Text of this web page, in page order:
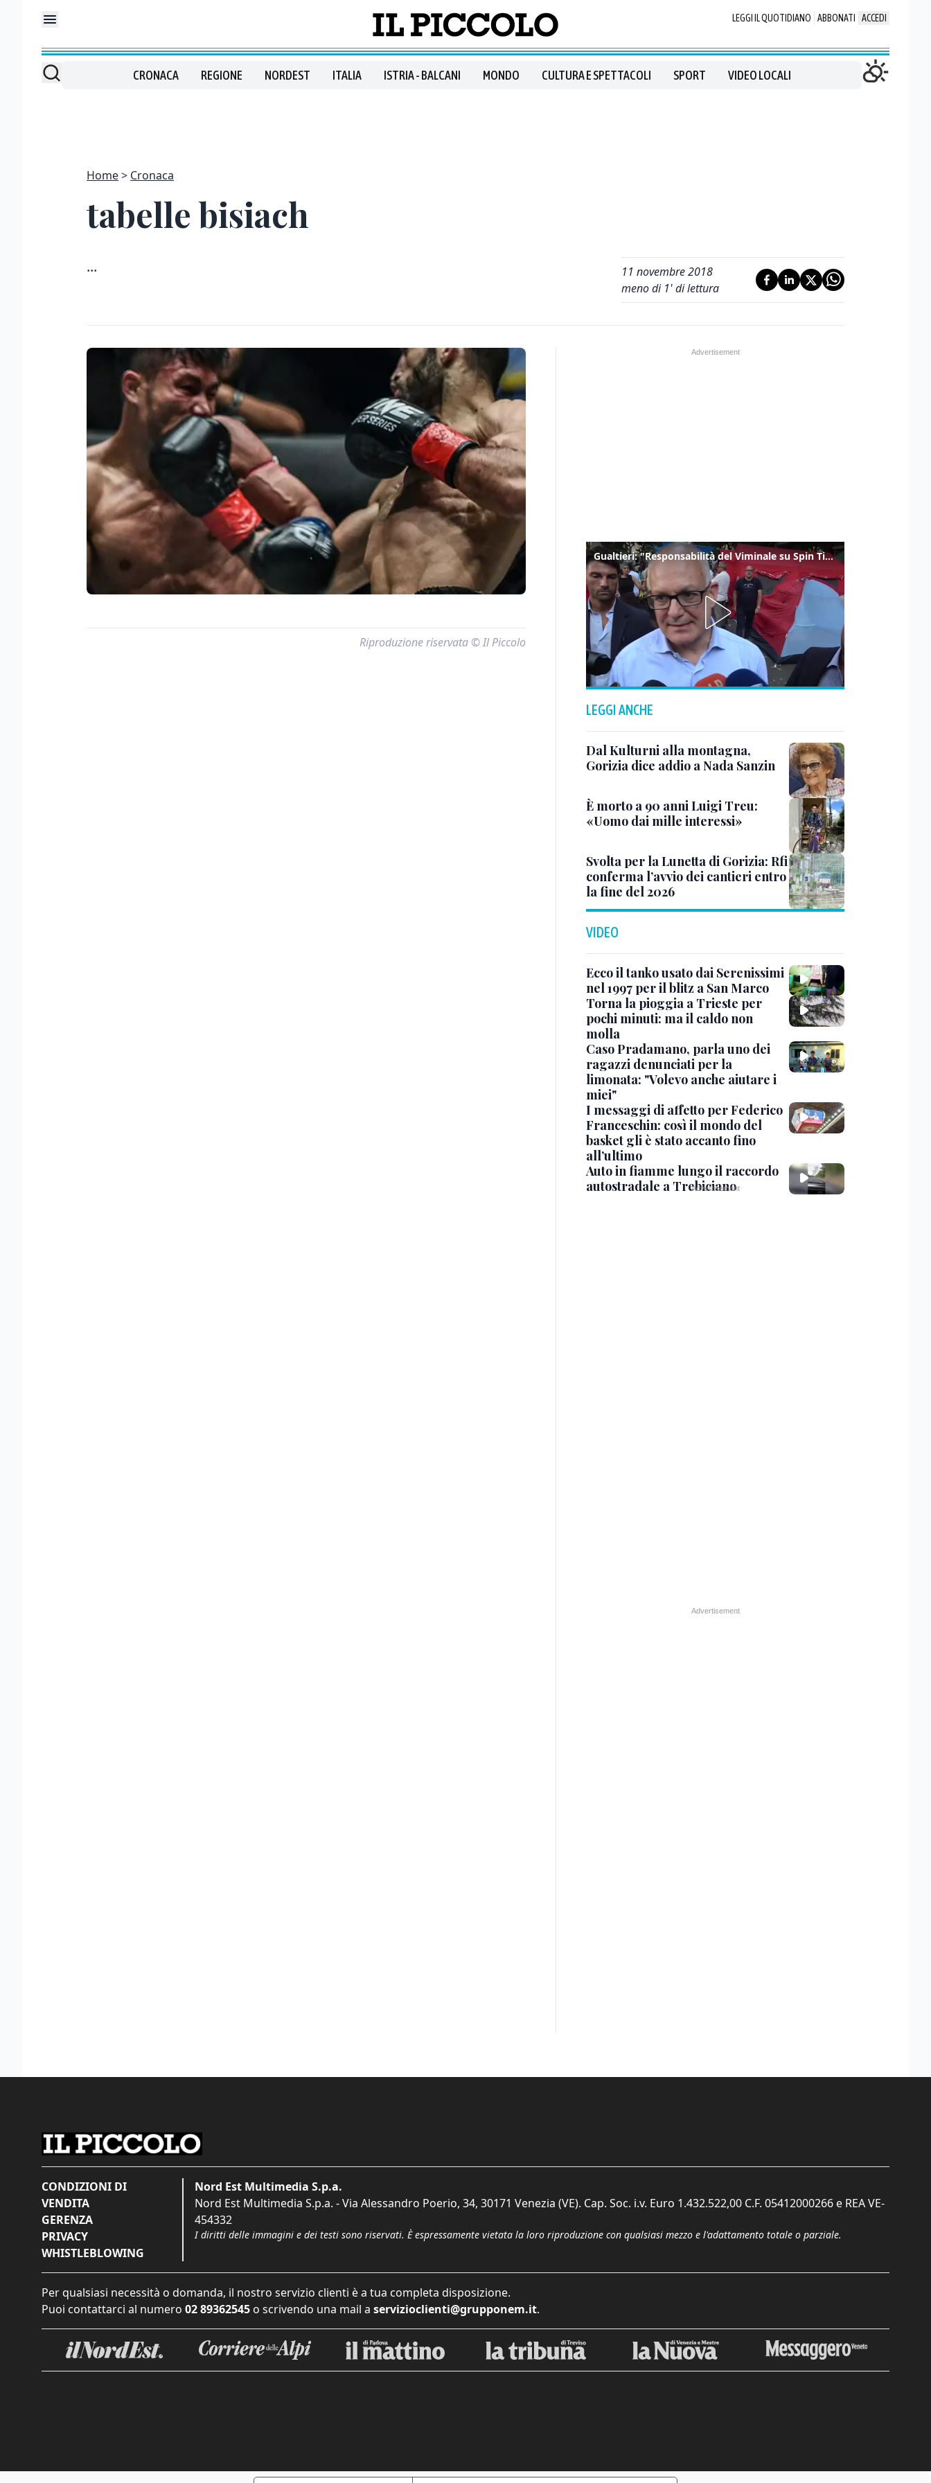
LEGGI IL QUOTIDIANO ABBONATI ACCEDI
CRONACA REGIONE NORDEST ITALIA ISTRIA - BALCANI MONDO CULTURA E SPETTACOLI SPORT VIDEO LOCALI
Home Cronaca
tabelle bisiach
...
11 novembre 2018
meno di 1' di lettura
Riproduzione riservata © Il Piccolo
Gualtieri: "Responsabilità del Viminale su Spin Time? La posizione dei partiti è nota"
LEGGI ANCHE
Dal Kulturni alla montagna,
Gorizia dice addio a Nada Sanzin
È morto a 90 anni Luigi Treu:
«Uomo dai mille interessi»
Svolta per la Lunetta di Gorizia: Rfi
conferma l’avvio dei cantieri entro
la fine del 2026
VIDEO
Ecco il tanko usato dai Serenissimi
nel 1997 per il blitz a San Marco
Torna la pioggia a Trieste per
pochi minuti: ma il caldo non
molla
Caso Pradamano, parla uno dei
ragazzi denunciati per la
limonata: "Volevo anche aiutare i
miei"
I messaggi di affetto per Federico
Franceschin: così il mondo del
basket gli è stato accanto fino
all’ultimo
Auto in fiamme lungo il raccordo
autostradale a Trebiciano
CONDIZIONI DI
VENDITA
GERENZA
PRIVACY
WHISTLEBLOWING
Nord Est Multimedia S.p.a.
Nord Est Multimedia S.p.a. - Via Alessandro Poerio, 34, 30171 Venezia (VE). Cap. Soc. i.v. Euro 1.432.522,00 C.F. 05412000266 e REA VE-
454332
I diritti delle immagini e dei testi sono riservati. È espressamente vietata la loro riproduzione con qualsiasi mezzo e l'adattamento totale o parziale.
Per qualsiasi necessità o domanda, il nostro servizio clienti è a tua completa disposizione.
Puoi contattarci al numero 02 89362545 o scrivendo una mail a servizioclienti@grupponem.it.